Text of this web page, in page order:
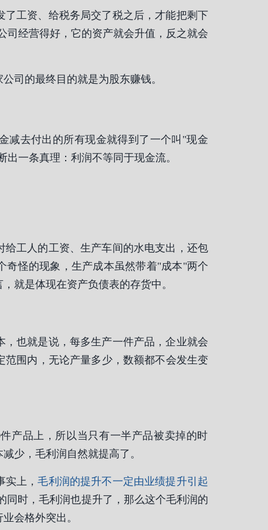
工资、给税务局交了税之后，才能把剩下
司经营得好，它的资产就会升值，反之就会
司的最终目的就是为股东赚钱。
减去付出的所有现金就得到了一个叫"现金
一条真理：利润不等同于现金流。
工人的工资、生产车间的水电支出，还包
奇怪的现象，生产成本虽然带着"成本"两个
就是体现在资产负债表的存货中。
也就是说，每多生产一件产品，企业就会
围内，无论产量多少，数额都不会发生变
产品上，所以当只有一半产品被卖掉的时
少，毛利润自然就提高了。
实上，毛利润的提升不一定由业绩提升引起
同时，毛利润也提升了，那么这个毛利润的
会格外突出。